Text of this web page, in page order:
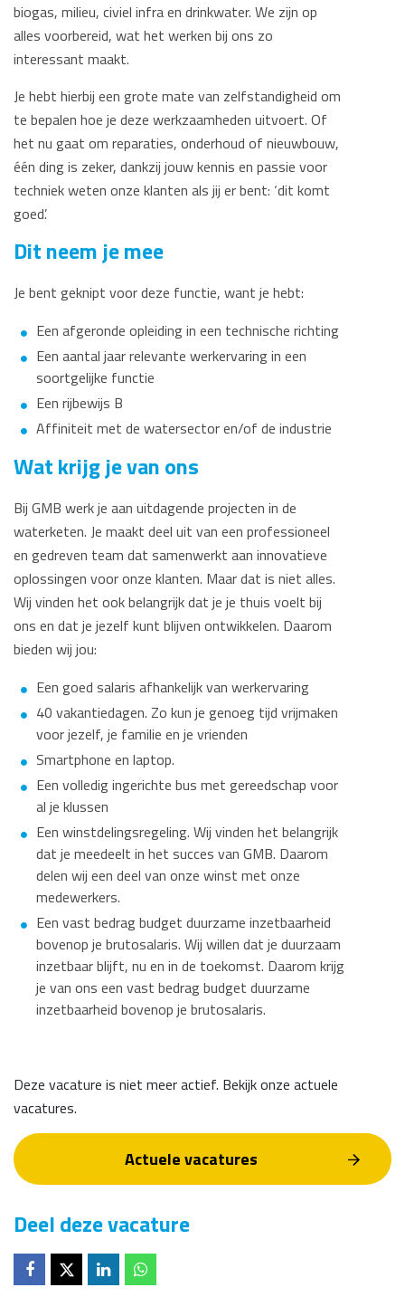
biogas, milieu, civiel infra en drinkwater. We zijn op
alles voorbereid, wat het werken bij ons zo
interessant maakt.
Je hebt hierbij een grote mate van zelfstandigheid om
te bepalen hoe je deze werkzaamheden uitvoert. Of
het nu gaat om reparaties, onderhoud of nieuwbouw,
één ding is zeker, dankzij jouw kennis en passie voor
techniek weten onze klanten als jij er bent: ‘dit komt
goed’.
Dit neem je mee
Je bent geknipt voor deze functie, want je hebt:
Een afgeronde opleiding in een technische richting
Een aantal jaar relevante werkervaring in een
soortgelijke functie
Een rijbewijs B
Affiniteit met de watersector en/of de industrie
Wat krijg je van ons
Bij GMB werk je aan uitdagende projecten in de
waterketen. Je maakt deel uit van een professioneel
en gedreven team dat samenwerkt aan innovatieve
oplossingen voor onze klanten. Maar dat is niet alles.
Wij vinden het ook belangrijk dat je je thuis voelt bij
ons en dat je jezelf kunt blijven ontwikkelen. Daarom
bieden wij jou:
Een goed salaris afhankelijk van werkervaring
40 vakantiedagen. Zo kun je genoeg tijd vrijmaken
voor jezelf, je familie en je vrienden
Smartphone en laptop.
Een volledig ingerichte bus met gereedschap voor
al je klussen
Een winstdelingsregeling. Wij vinden het belangrijk
dat je meedeelt in het succes van GMB. Daarom
delen wij een deel van onze winst met onze
medewerkers.
Een vast bedrag budget duurzame inzetbaarheid
bovenop je brutosalaris. Wij willen dat je duurzaam
inzetbaar blijft, nu en in de toekomst. Daarom krijg
je van ons een vast bedrag budget duurzame
inzetbaarheid bovenop je brutosalaris.
Deze vacature is niet meer actief. Bekijk onze actuele
vacatures.
Actuele vacatures
Deel deze vacature
Deel op Deel op Deel op Deel op